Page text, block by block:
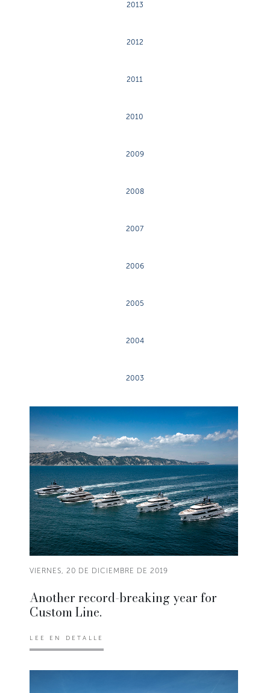
2013
2012
2011
2010
2009
2008
2007
2006
2005
2004
2003
VIERNES, 20 DE DICIEMBRE DE 2019
Another record-breaking year for
Custom Line.
LEE EN DETALLE